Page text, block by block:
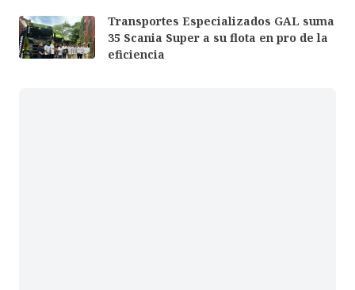
Transportes Especializados GAL suma
35 Scania Super a su flota en pro de la
eficiencia